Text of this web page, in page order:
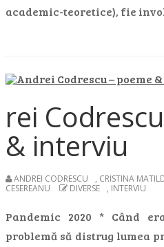
academic-teoretice), fie
rei
& interviu
ANDREI CODRESCU , CRISTINA
CESEREANU
DIVERSE , INTERVIU
Pandemic 2020 * Când
problemă să distrug lumea